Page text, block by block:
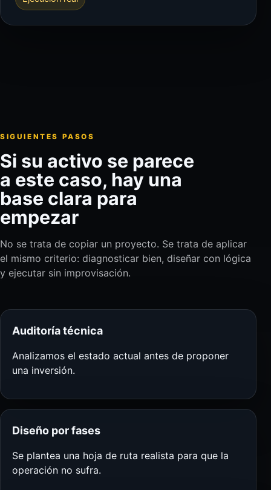
SIGUIENTES PASOS
Si su activo se parece
a este caso, hay una
base clara para
empezar
No se trata de copiar un proyecto. Se trata de aplicar
el mismo criterio: diagnosticar bien, diseñar con lógica
y ejecutar sin improvisación.
Auditoría técnica
Analizamos el estado actual antes de proponer
una inversión.
Diseño por fases
Se plantea una hoja de ruta realista para que la
operación no sufra.